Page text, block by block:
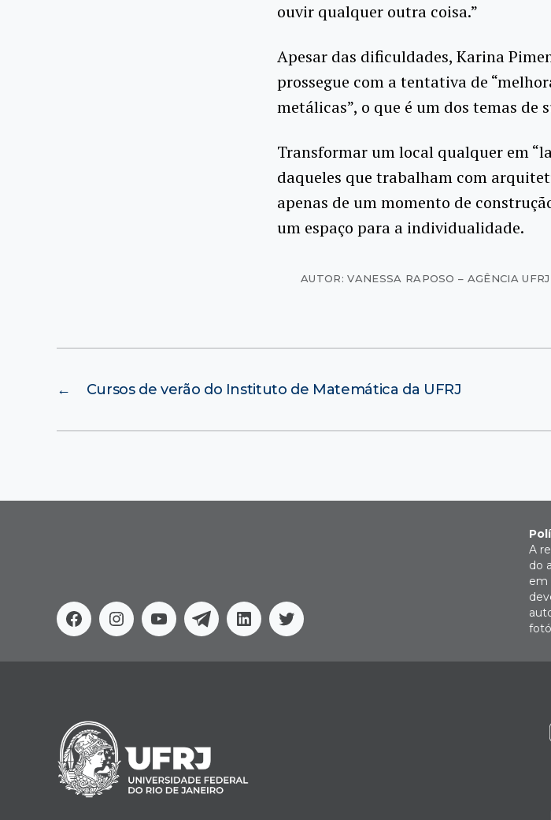
ouvir qualquer outra coisa.”
Apesar das dificuldades, Karina
prossegue com a tentativa de
metálicas”, o que é um dos temas de
Transformar um local qualquer em
daqueles que trabalham com
apenas de um momento de
um espaço para a individualidade.
AUTOR: VANESSA RAPOSO – AGÊNCIA
← Cursos de verão do Instituto de Matemática da UFRJ
FacebookInstagram
YoutubeTelegramLinkedinTwitter
A
do
em